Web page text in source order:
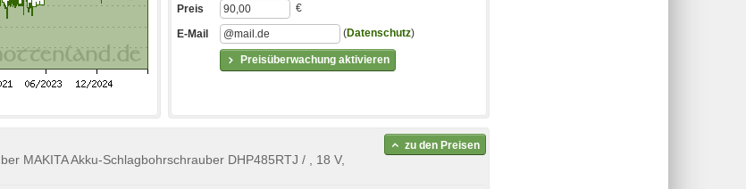
Preisüberwachung aktivieren
Preis €
E-Mail (Datenschutz)
MAKITA Akku-Schlagbohrschrauber DHP485RTJ / , 18 V,
zu den Preisen